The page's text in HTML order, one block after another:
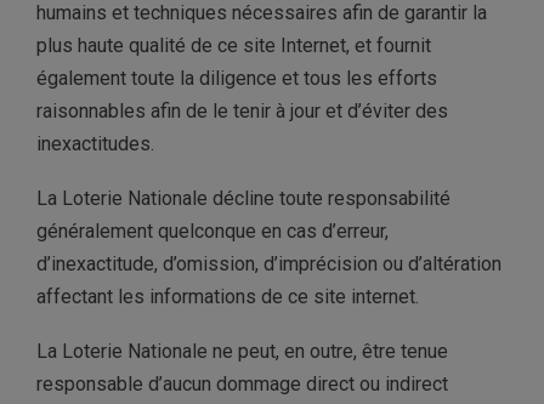
humains et techniques nécessaires afin de garantir la
plus haute qualité de ce site Internet, et fournit
également toute la diligence et tous les efforts
raisonnables afin de le tenir à jour et d’éviter des
inexactitudes.
La Loterie Nationale décline toute responsabilité
généralement quelconque en cas d’erreur,
d’inexactitude, d’omission, d’imprécision ou d’altération
affectant les informations de ce site internet.
La Loterie Nationale ne peut, en outre, être tenue
responsable d’aucun dommage direct ou indirect